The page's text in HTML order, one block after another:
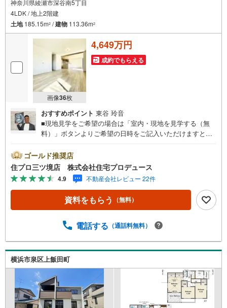
神奈川県綾瀬市深谷南5丁目
4LDK / 地上2階建
土地185.15m2 /建物 113.36m2
画像36枚
4,649万円
成約でもらえる
おすすめポイント 東谷 玲音
■現地見学をご希望の場合は「室内・現地を見学する（無
料）」ボタンよりご希望の日時をご記入いただけますとス
座間市エリアに強い！ 住プロは、大和市・綾瀬市・座間市
エリアの不動産売買専門会社です！最新物件情報や当社限
定で販売する物件情報も多数ございますので、お気軽にお
問合せ下さい！ -------------- 弊社独自の住宅ローン提案シス
テム 弊社ではファイナンシャル専門スタッフによる【丁寧
な資金アドバイス】【ファイナンシャルプラン提案書の作
【定年時の住宅ローン残高】【住宅購入者だけが加入でき
ナス】これから多くなる【教育費】住宅を買った後から始
まる【住宅ローン返済】65歳以上から必要になる【老後の
費用負担】住宅探しの【このタイミング】で不安な部分を
明確にしていきませんか？？ --------------
ゴールド推奨店
住プロ三ツ境店 株式会社住宅プロデュース
4.9 不動産会社レビュー 22件
資料をもらう （無料）
電話する （通話料無料）
横浜市泉区上飯田町